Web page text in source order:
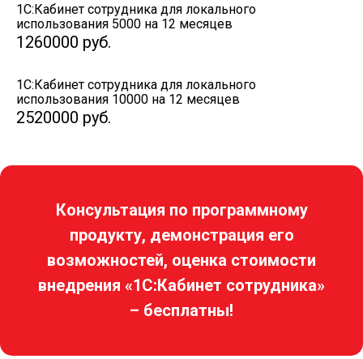
1С:Кабинет сотрудника для локального
использования 5000 на 12 месяцев
1260000 руб.
1С:Кабинет сотрудника для локального
использования 10000 на 12 месяцев
2520000 руб.
Консультация по программному
продукту, демонстрация его
возможностей, оценка стоимости
внедрения «1С:Кабинет сотрудника»
– бесплатны!